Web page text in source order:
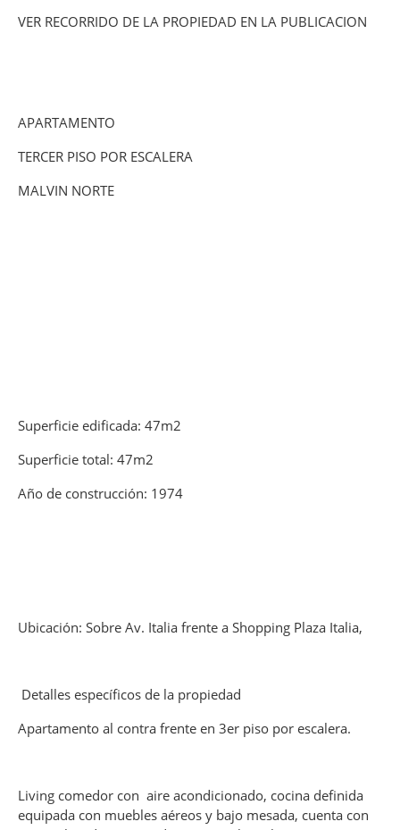
VER RECORRIDO DE LA PROPIEDAD EN LA PUBLICACION
APARTAMENTO
TERCER PISO POR ESCALERA
MALVIN NORTE
Superficie edificada: 47m2
Superficie total: 47m2
Año de construcción: 1974
Ubicación: Sobre Av. Italia frente a Shopping Plaza Italia,
Detalles específicos de la propiedad
Apartamento al contra frente en 3er piso por escalera.
Living comedor con aire acondicionado, cocina definida
equipada con muebles aéreos y bajo mesada, cuenta con